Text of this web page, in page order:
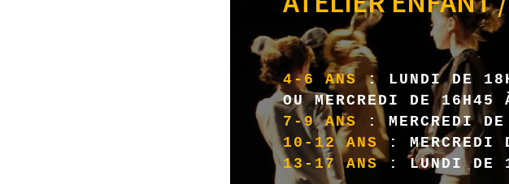
4-6 ANS : LUNDI DE
OU MERCREDI DE 16H45
7-9 ANS
: MERCREDI
10-12 ANS : MERCREDI
13-17 ANS: LUNDI DE